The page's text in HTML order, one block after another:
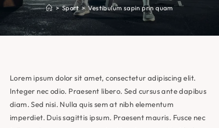
> Sport > Vestibulum sapin prin quam
Lorem ipsum dolor sit amet, consectetur adipiscing elit.
Integer nec odio. Praesent libero. Sed cursus ante dapibus
diam. Sed nisi. Nulla quis sem at nibh elementum
imperdiet. Duis sagittis ipsum. Praesent mauris. Fusce nec